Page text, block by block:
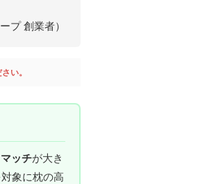
プ 創業者）
い。
ッチが大き
象に枕の高